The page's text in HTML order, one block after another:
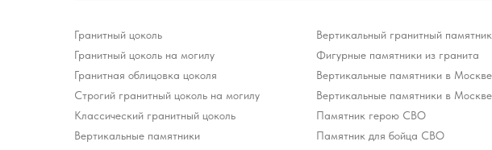
Гранитный цоколь
Гранитный цоколь на могилу
Гранитная облицовка цоколя
Строгий гранитный цоколь на могилу
Классический гранитный цоколь
Вертикальные памятники
Вертикальный гранитный памятник
Фигурные памятники из гранита
Вертикальные памятники в Москве
Вертикальные памятники в Москве
Памятник герою СВО
Памятник для бойца СВО